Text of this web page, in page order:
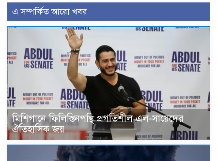
এ সম্পর্কিত আরো খবর
মিশিগানে ফিলিস্তিনপন্থি প্রগতিশীল এল-সায়েদের
ঐতিহাসিক জয়